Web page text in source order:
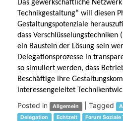
Das gewerkschaftliche
Technikgestaltung“ will diesen
Gestaltungspotenziale
dass
ein Baustein der Lösung sein
Delegationsprozesse in
so simuliert werden, dass
Beschäftige ihre
interessengeleitet
Posted in Allgemein Tagged
Delegation
Echtzeit Forum